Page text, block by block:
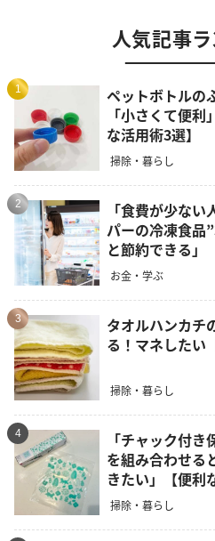
人気記事
1
ペットボトルの
「小さくて便
な活用術3選】
掃除・暮らし
2
「食費が少な
パーの冷凍食品
と節約できる」
お金・学ぶ
3
タオルハンカチ
る！マネしたい
掃除・暮らし
4
「チャック付き
を組み合わせる
きたい」【便利
掃除・暮らし